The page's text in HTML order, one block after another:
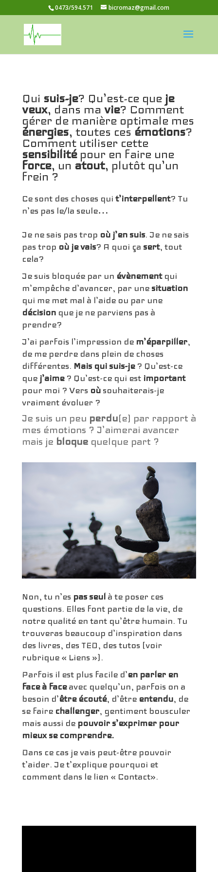
0473/594.571 bicromaz@gmail.com
Qui suis-je? Qu’est-ce que je
veux, dans ma vie? Comment
gérer de manière optimale mes
énergies, toutes ces émotions?
Comment utiliser cette
sensibilitépour en faire une
force, un atout, plutôt qu’un
frein ?
Ce sont des choses quit’interpellent? Tu
n’es pas le/la seule…
Je ne sais pas trop où j’en suis. Je ne sais
pas trop où je vais? A quoi ça sert, tout
cela?
Je suis bloquée par un évènementqui
m’empêche d’avancer, par une situation
qui me met mal à l’aide ou par une
décisionque je ne parviens pas à
prendre?
J’ai parfois l’impression de m’éparpiller,
de me perdre dans plein de choses
différentes. Mais qui suis-je? Qu’est-ce
que j’aime ? Qu’est-ce qui est important
pour moi ? Vers oùsouhaiterais-je
vraiment évoluer ?
Je suis un peu perdu(e) par rapport à
mes émotions ? J’aimerai avancer
mais je bloquequelque part ?
Non, tu n’es pas seul à te poser ces
questions. Elles font partie de la vie, de
notre qualité en tant qu’être humain. Tu
trouveras beaucoup d’inspiration dans
des livres, des TED, des tutos (voir
rubrique « Liens »).
Parfois il est plus facile d’en parler en
face à faceavec quelqu’un, parfois on a
besoin d’être écouté, d’être entendu, de
se faire challenger, gentiment bousculer
mais aussi de pouvoir s’exprimer pour
mieux se comprendre.
Dans ce cas je vais peut-être pouvoir
t’aider. Je t’explique pourquoi et
comment dans le lien « Contact».